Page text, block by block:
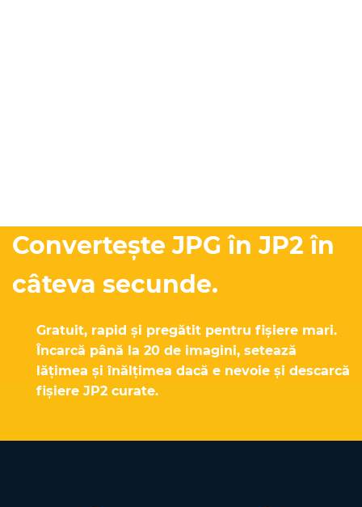
Convertește JPG în JP2 în
câteva secunde.
Gratuit, rapid și pregătit pentru fișiere mari.
Încarcă până la 20 de imagini, setează
lățimea și înălțimea dacă e nevoie și descarcă
fișiere JP2 curate.